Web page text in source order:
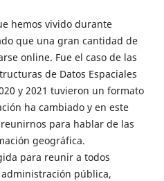
hemos vivido durante
que una gran cantidad de
online. Fue el caso de las
de Datos Espaciales
y 2021 tuvieron un formato
ha cambiado y en este
para hablar de las
geográfica.
para reunir a todos
pública,